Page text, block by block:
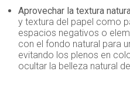
Aprovechar la textura
y textura del papel como
espacios negativos o
con el fondo natural para
evitando los plenos en
ocultar la belleza natural